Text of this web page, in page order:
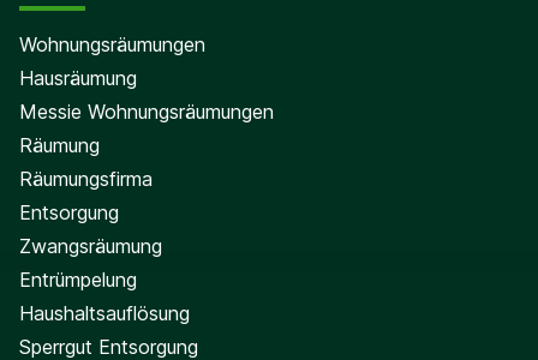
Wohnungsräumungen
Hausräumung
Messie Wohnungsräumungen
Räumung
Räumungsfirma
Entsorgung
Zwangsräumung
Entrümpelung
Haushaltsauflösung
Sperrgut Entsorgung